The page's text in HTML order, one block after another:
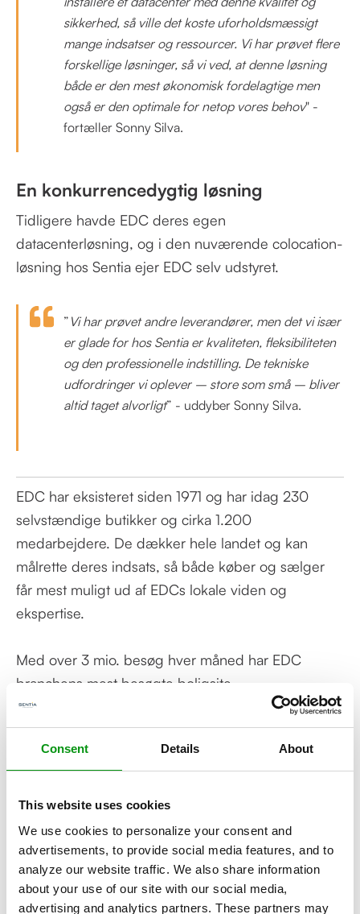
Consent Details About
This website uses cookies
We use cookies to personalize your consent and
advertisements, to provide social media features, and to
analyze our website traffic. We also share information
about your use of our site with our social media,
advertising and analytics partners. These partners may
sikkerhed, så ville det koste uforholdsmæssigt
mange indsatser og ressourcer. Vi har prøvet flere
forskellige løsninger, så vi ved, at denne løsning
både er den mest økonomisk fordelagtige men
også er den optimale for netop vores behov" -
fortæller Sonny Silva.
En konkurrencedygtig løsning
Tidligere havde EDC deres egen
datacenterløsning, og i den nuværende colocation-
løsning hos Sentia ejer EDC selv udstyret.
” Vi har prøvet andre leverandører, men det vi især
er glade for hos Sentia er kvaliteten, fleksibiliteten
og den professionelle indstilling. De tekniske
udfordringer vi oplever – store som små – bliver
altid taget alvorligt” - uddyber Sonny Silva.
EDC har eksisteret siden 1971 og har idag 230
selvstændige butikker og cirka 1.200
medarbejdere. De dækker hele landet og kan
målrette deres indsats, så både køber og sælger
får mest muligt ud af EDCs lokale viden og
ekspertise.
Med over 3 mio. besøg hver måned har EDC
branchens mest besøgte boligsite.
Kontakt vores eksperter!
Vil du vide mere? Kontakt vores eksperter og få
svar på dine spørgsmål.
Kontakt os››